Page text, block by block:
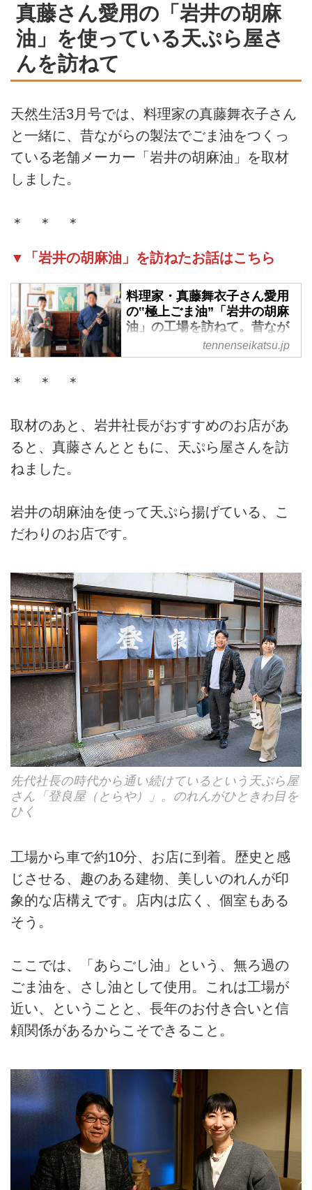
真藤さん愛用の「岩井の胡麻
油」を使っている天ぷら屋さ
んを訪ねて
天然生活3月号では、料理家の真藤舞衣子さん
と一緒に、昔ながらの製法でごま油をつくっ
ている老舗メーカー「岩井の胡麻油」を取材
しました。
＊ ＊ ＊
▼「岩井の胡麻油」を訪ねたお話はこちら
料理家・真藤舞衣子さん愛用
の‟極上ごま油”「岩井の胡麻
油」の工場を訪ねて。昔なが
らの製法を守る‟匠の技”を拝
見 - 天然生活web
ねました。いまもなお、伝統的な
製法でつくられているという「岩
もご紹介します。
tennenseikatsu.jp
＊ ＊ ＊
取材のあと、岩井社長がおすすめのお店があ
ると、真藤さんとともに、天ぷら屋さんを訪
ねました。
岩井の胡麻油を使って天ぷら揚げている、こ
だわりのお店です。
先代社長の時代から通い続けているという天ぷら屋
さん「登良屋（とらや）」。のれんがひときわ目を
ひく
工場から車で約10分、お店に到着。歴史と感
じさせる、趣のある建物、美しいのれんが印
象的な店構えです。店内は広く、個室もある
そう。
ここでは、「あらごし油」という、無ろ過の
ごま油を、さし油として使用。これは工場が
近い、ということと、長年のお付き合いと信
頼関係があるからこそできること。